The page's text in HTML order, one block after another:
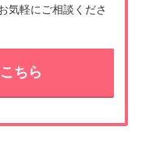
気軽にご相談くださ
ちら